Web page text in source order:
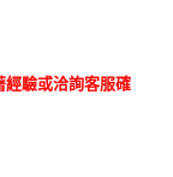
經驗或洽詢客服確